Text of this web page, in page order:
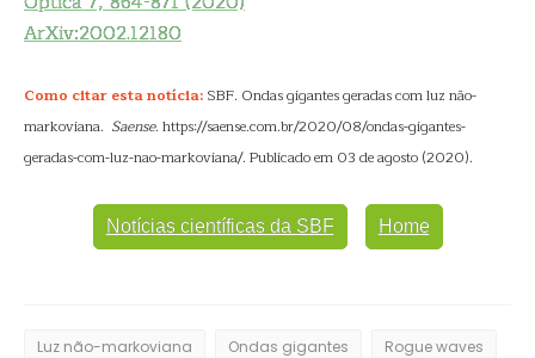
ArXiv:2002.12180
Como citar esta notícia: SBF. Ondas gigantes geradas com luz não-
markoviana. Saense. https://saense.com.br/2020/08/ondas-gigantes-
geradas-com-luz-nao-markoviana/. Publicado em 03 de agosto (2020).
Notícias científicas da SBF Home
Luz não-markoviana Ondas gigantes Rogue waves